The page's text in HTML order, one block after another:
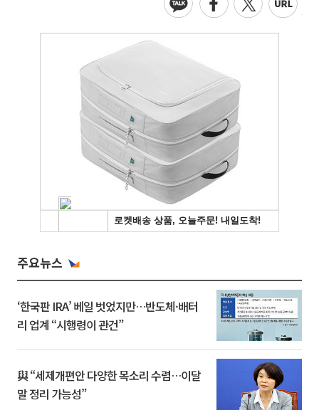
주요뉴스
‘한국판 IRA’ 베일 벗었지만…반도체·배터
리 업계 “시행령이 관건”
與 “세제개편안 다양한 목소리 수렴…이달
말 정리 가능성”